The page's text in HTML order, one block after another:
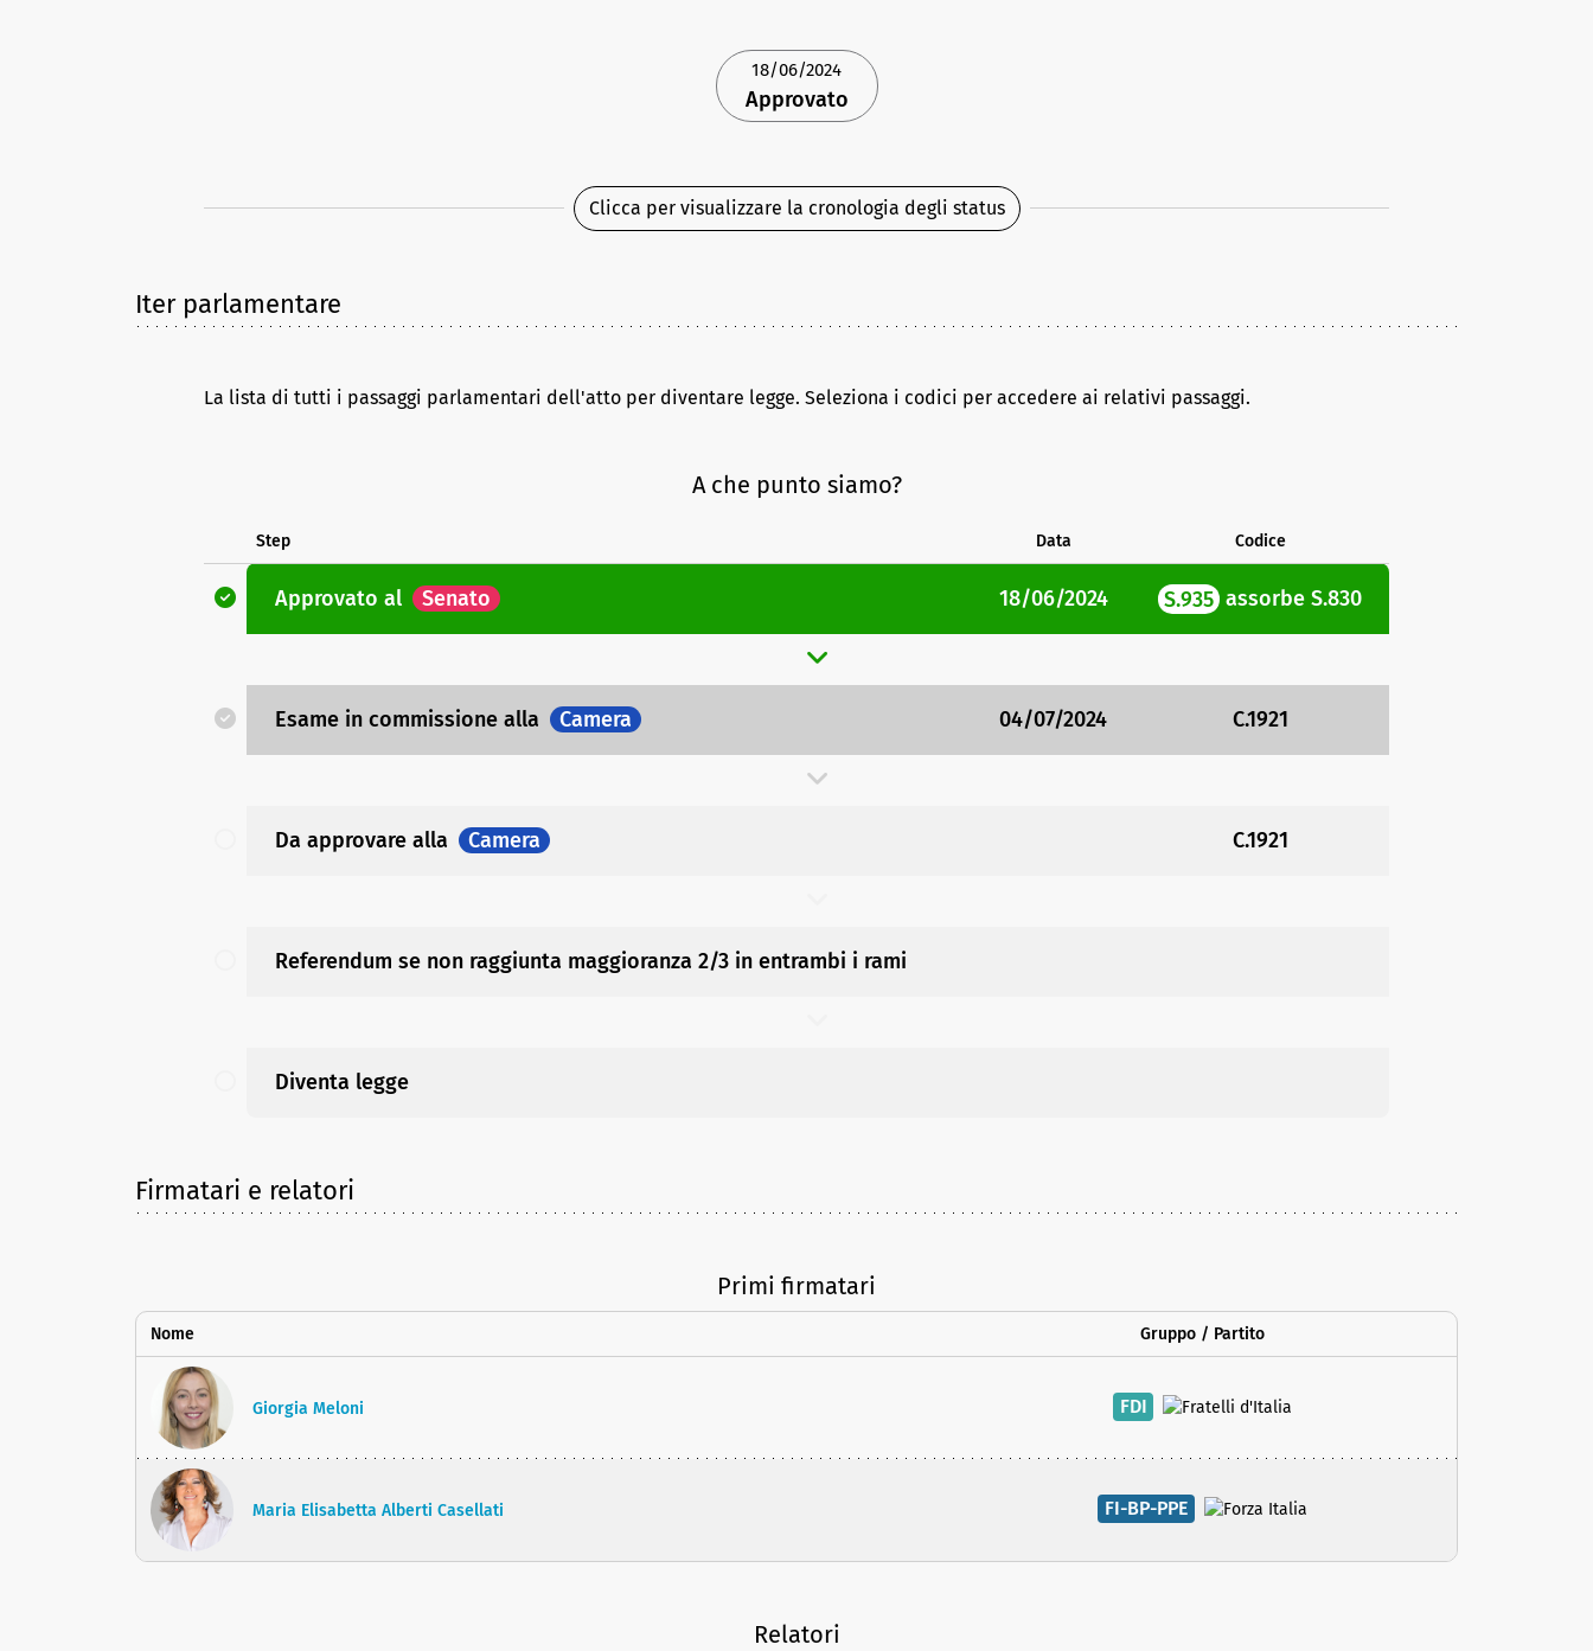
18/06/2024
Approvato
Clicca per visualizzare la cronologia degli status
Iter parlamentare
La lista di tutti i passaggi parlamentari dell'atto per diventare legge. Seleziona i codici per accedere ai relativi passaggi.
A che punto siamo?
Step Data Codice
Approvato al Senato 18/06/2024 S.935 assorbeS.830
Esame in commissione alla Camera 04/07/2024 C.1921
Da approvare alla Camera C.1921
Referendum se non raggiunta maggioranza 2/3 in entrambi i rami
Diventa legge
Firmatari e relatori
Primi firmatari
Nome Gruppo / Partito
Giorgia Meloni FDI
Maria Elisabetta Alberti Casellati FI-BP-PPE
Relatori